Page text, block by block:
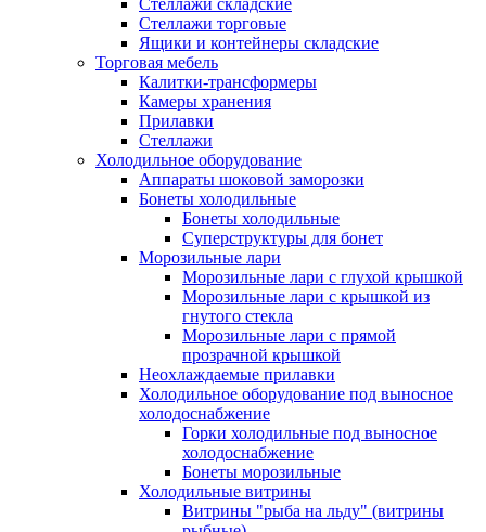
Стеллажи складские
Стеллажи торговые
Ящики и контейнеры складские
Торговая мебель
Калитки-трансформеры
Камеры хранения
Прилавки
Стеллажи
Холодильное оборудование
Аппараты шоковой заморозки
Бонеты холодильные
Бонеты холодильные
Суперструктуры для бонет
Морозильные лари
Морозильные лари с глухой крышкой
Морозильные лари с крышкой из
гнутого стекла
Морозильные лари с прямой
прозрачной крышкой
Неохлаждаемые прилавки
Холодильное оборудование под выносное
холодоснабжение
Горки холодильные под выносное
холодоснабжение
Бонеты морозильные
Холодильные витрины
Витрины "рыба на льду" (витрины